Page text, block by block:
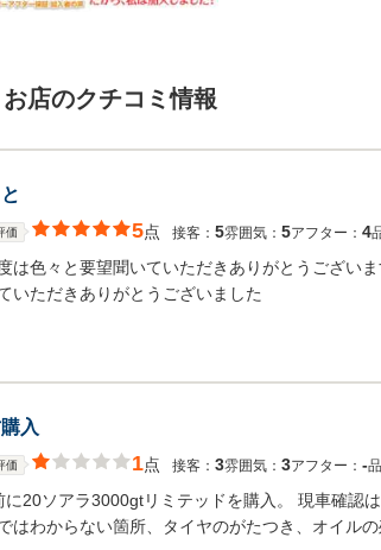
お店のクチコミ情報
価 5点 接客： 5雰囲気： 5アフター： 4
は色々と要望聞いていただきありがとうござ
いただきありがとうございました
入
価 1点 接客： 3雰囲気： 3アフター： ‐
に20ソアラ3000gtリミテッドを購入。 現車確認
はわからない箇所、タイヤのがたつき、オイル